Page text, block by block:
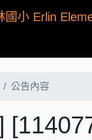
國小 Erlin
公告內容